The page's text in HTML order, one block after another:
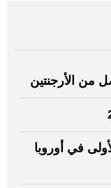
من الأرجنتين
في أوروبا